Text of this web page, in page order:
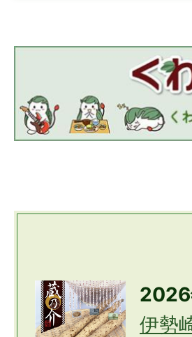
2026年08月02
茂呂町二丁目地
市場調査を実施
児童扶養手当現
2026年07月31日
安心安全フェア
伊勢